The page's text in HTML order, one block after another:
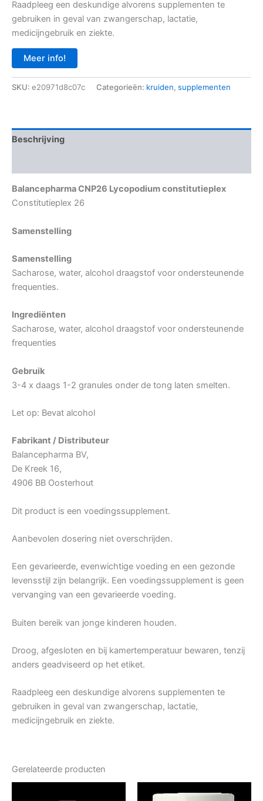
Raadpleeg een deskundige alvorens supplementen te
gebruiken in geval van zwangerschap, lactatie,
medicijngebruik en ziekte.
Meer info!
SKU: e20971d8c07c Categorieën: kruiden, supplementen
Beschrijving
Balancepharma CNP26 Lycopodium constitutieplex
Constitutieplex 26
Samenstelling
Samenstelling
Sacharose, water, alcohol draagstof voor ondersteunende
frequenties.
Ingrediënten
Sacharose, water, alcohol draagstof voor ondersteunende
frequenties
Gebruik
3-4 x daags 1-2 granules onder de tong laten smelten.
Let op: Bevat alcohol
Fabrikant / Distributeur
Balancepharma BV,
De Kreek 16,
4906 BB Oosterhout
Dit product is een voedingssupplement.
Aanbevolen dosering niet overschrijden.
Een gevarieerde, evenwichtige voeding en een gezonde
levensstijl zijn belangrijk. Een voedingssupplement is geen
vervanging van een gevarieerde voeding.
Buiten bereik van jonge kinderen houden.
Droog, afgesloten en bij kamertemperatuur bewaren, tenzij
anders geadviseerd op het etiket.
Raadpleeg een deskundige alvorens supplementen te
gebruiken in geval van zwangerschap, lactatie,
medicijngebruik en ziekte.
Gerelateerde producten